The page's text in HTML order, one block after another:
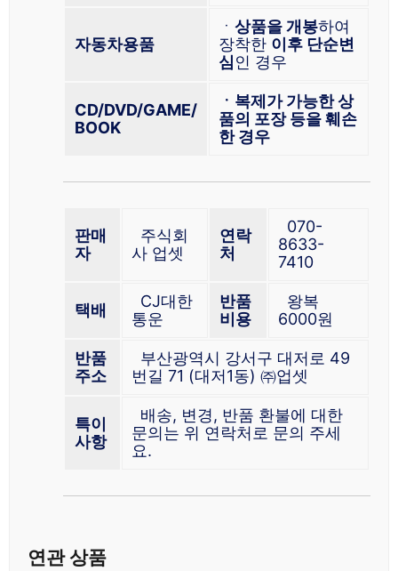
자동차용품
ㆍ 상품을 개봉하여
장착한 이후 단순변
심인 경우
CD/DVD/GAME/
BOOK
ㆍ복제가 가능한 상
품의 포장 등을 훼손
한 경우
판매
자
주식회
사 업셋
연락
처
070-
8633-
7410
택배
CJ대한
통운
반품
비용
왕복
6000원
반품
주소
부산광역시 강서구 대저로 49
번길 71 (대저1동) ㈜업셋
특이
사항
배송, 변경, 반품 환불에 대한
문의는 위 연락처로 문의 주세
요.
연관 상품